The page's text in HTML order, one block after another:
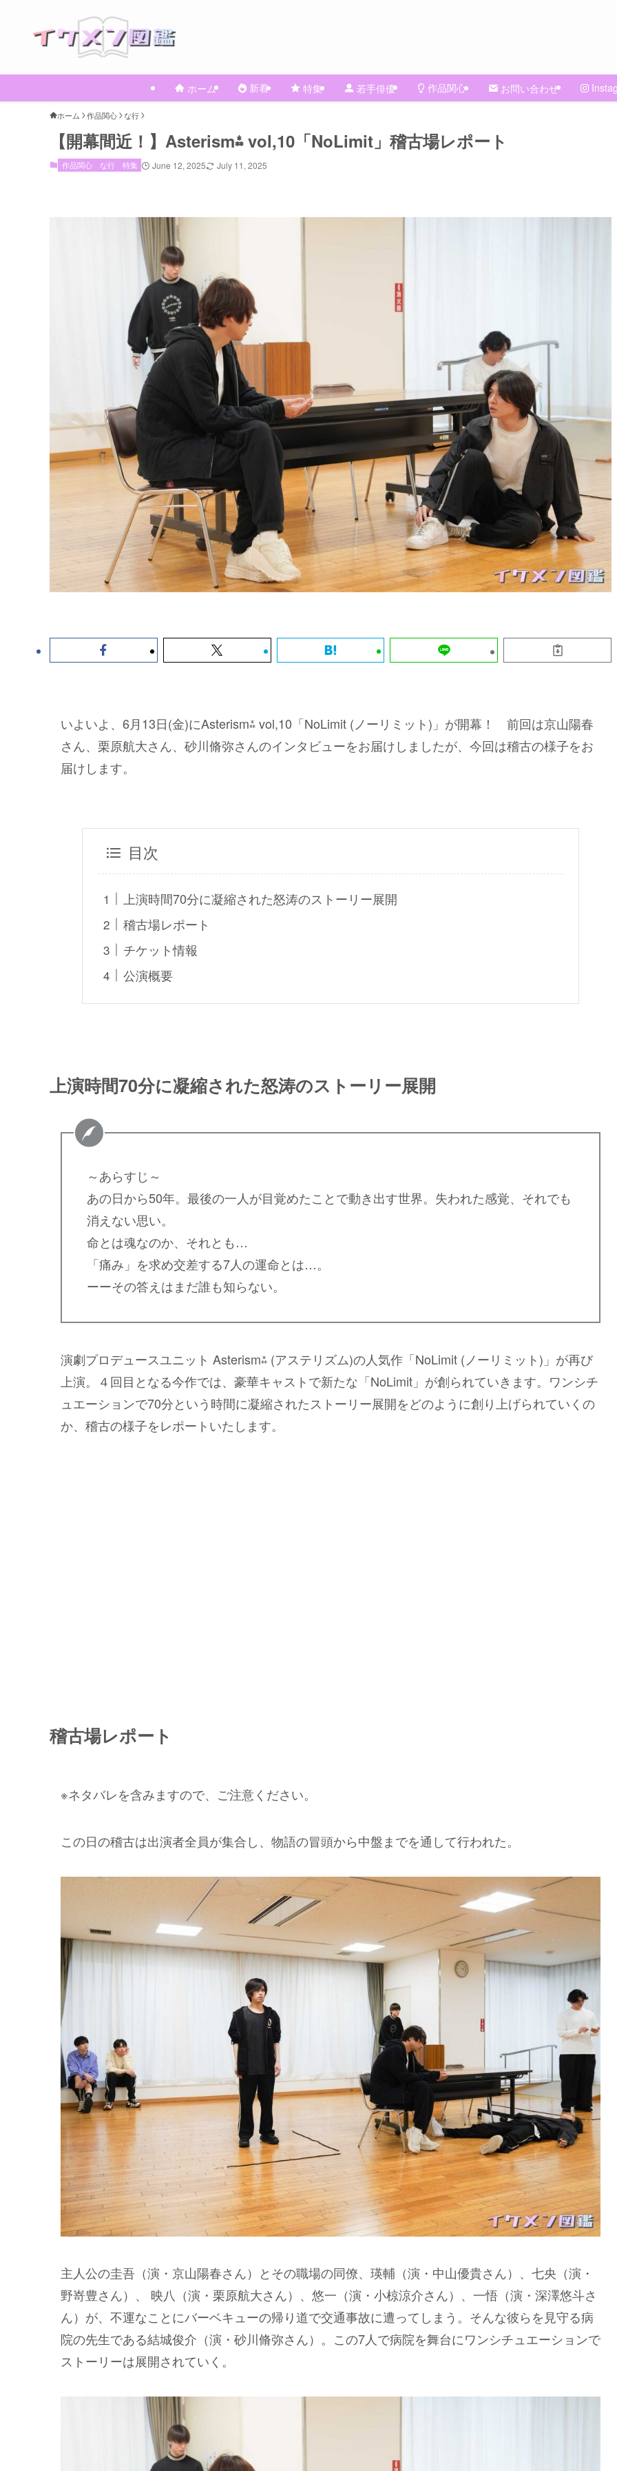
ホーム 新着 特集 若手俳優 作品関心 お問い合わせ
ホーム 作品関心 な行
【開幕間近！】Asterism⁂ vol,10「NoLimit」稽古場レポート
作品関心 な行 特集 June 12, 2025 July 11, 2025
いよいよ、6月13日(金)にAsterism⁂ vol,10「NoLimit (ノーリミット)」が開幕！ 前回は京山陽春
さん、栗原航大さん、砂川脩弥さんのインタビューをお届けしましたが、今回は稽古の様子をお
届けします。
目次
上演時間70分に凝縮された怒涛のストーリー展開
稽古場レポート
チケット情報
公演概要
上演時間70分に凝縮された怒涛のストーリー展開
～あらすじ～
あの⽇から50年。最後の⼀⼈が⽬覚めたことで動き出す世界。失われた感覚、それでも
消えない思い。
命とは魂なのか、それとも…
「痛み」を求め交差する7⼈の運命とは…。
ーーその答えはまだ誰も知らない。
演劇プロデュースユニット Asterism⁂ (アステリズム)の⼈気作「NoLimit (ノーリミット)」が再び
上演。４回目となる今作では、豪華キャストで新たな「NoLimit」が創られていきます。ワンシチ
ュエーションで70分という時間に凝縮されたストーリー展開をどのように創り上げられていくの
か、稽古の様子をレポートいたします。
稽古場レポート
※ネタバレを含みますので、ご注意ください。
この日の稽古は出演者全員が集合し、物語の冒頭から中盤までを通して行われた。
主人公の圭吾（演・京山陽春さん）とその職場の同僚、瑛輔（演・中山優貴さん）、七央（演・
野嵜豊さん）、 映八（演・栗原航大さん）、悠一（演・小椋涼介さん）、一悟（演・深澤悠斗さ
ん）が、不運なことにバーベキューの帰り道で交通事故に遭ってしまう。そんな彼らを見守る病
院の先生である結城俊介（演・砂川脩弥さん）。この7人で病院を舞台にワンシチュエーションで
ストーリーは展開されていく。